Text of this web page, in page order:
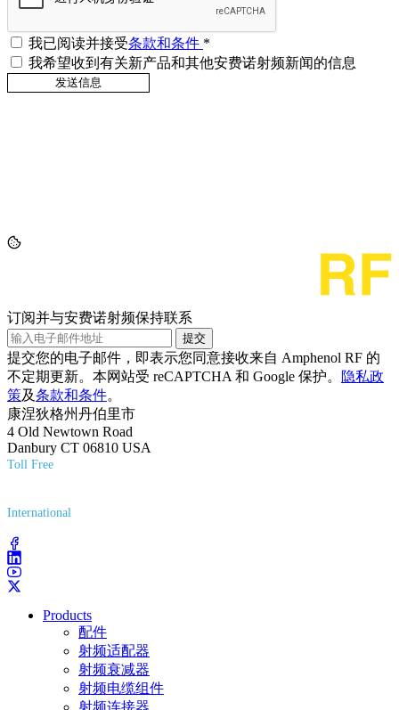
我已阅读并接受条款和条件 *
我希望收到有关新产品和其他安费诺射频新闻的信息
订阅并与安费诺射频保持联系
提交
提交您的电子邮件，即表示您同意接收来自 Amphenol RF 的
不定期更新。本网站受 reCAPTCHA 和 Google 保护。
隐私政
策及条款和条件。
康涅狄格州丹伯里市
4 Old Newtown Road
Danbury CT 06810 USA
Toll Free
International
Products
配件
射频适配器
射频衰减器
射频电缆组件